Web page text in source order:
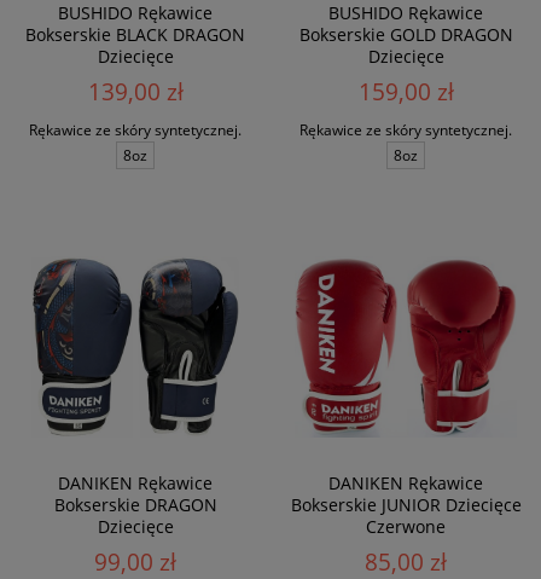
BUSHIDO Rękawice
Bokserskie BLACK DRAGON
Dziecięce
139,00 zł
Rękawice ze skóry syntetycznej.
8oz
BUSHIDO Rękawice
Bokserskie GOLD DRAGON
Dziecięce
159,00 zł
Rękawice ze skóry syntetycznej.
8oz
DANIKEN Rękawice
Bokserskie DRAGON
Dziecięce
99,00 zł
DANIKEN Rękawice
Bokserskie JUNIOR Dziecięce
Czerwone
85,00 zł